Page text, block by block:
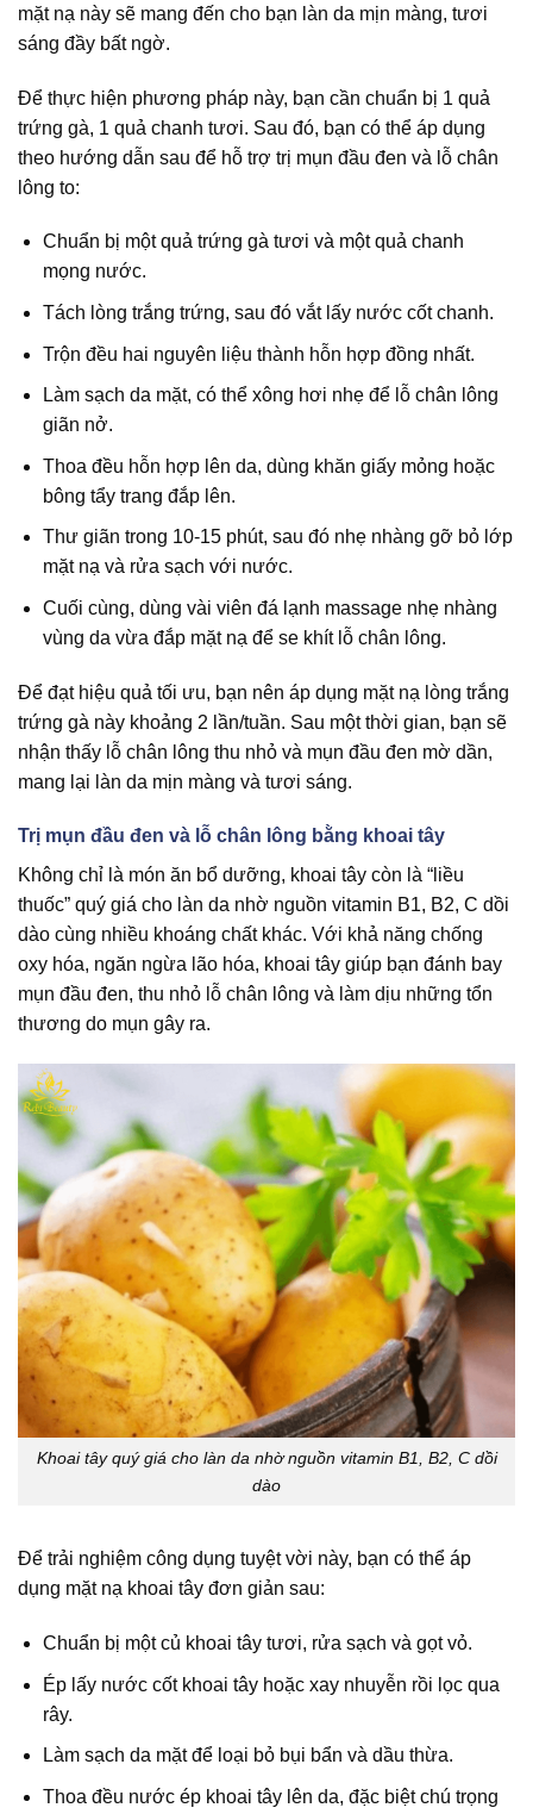
mặt nạ này sẽ mang đến cho bạn làn da mịn màng, tươi
sáng đầy bất ngờ.
Để thực hiện phương pháp này, bạn cần chuẩn bị 1 quả
trứng gà, 1 quả chanh tươi. Sau đó, bạn có thể áp dụng
theo hướng dẫn sau để hỗ trợ trị mụn đầu đen và lỗ chân
lông to:
Chuẩn bị một quả trứng gà tươi và một quả chanh
mọng nước.
Tách lòng trắng trứng, sau đó vắt lấy nước cốt chanh.
Trộn đều hai nguyên liệu thành hỗn hợp đồng nhất.
Làm sạch da mặt, có thể xông hơi nhẹ để lỗ chân lông
giãn nở.
Thoa đều hỗn hợp lên da, dùng khăn giấy mỏng hoặc
bông tẩy trang đắp lên.
Thư giãn trong 10-15 phút, sau đó nhẹ nhàng gỡ bỏ lớp
mặt nạ và rửa sạch với nước.
Cuối cùng, dùng vài viên đá lạnh massage nhẹ nhàng
vùng da vừa đắp mặt nạ để se khít lỗ chân lông.
Để đạt hiệu quả tối ưu, bạn nên áp dụng mặt nạ lòng trắng
trứng gà này khoảng 2 lần/tuần. Sau một thời gian, bạn sẽ
nhận thấy lỗ chân lông thu nhỏ và mụn đầu đen mờ dần,
mang lại làn da mịn màng và tươi sáng.
Trị mụn đầu đen và lỗ chân lông bằng khoai tây
Không chỉ là món ăn bổ dưỡng, khoai tây còn là “liều
thuốc” quý giá cho làn da nhờ nguồn vitamin B1, B2, C dồi
dào cùng nhiều khoáng chất khác. Với khả năng chống
oxy hóa, ngăn ngừa lão hóa, khoai tây giúp bạn đánh bay
mụn đầu đen, thu nhỏ lỗ chân lông và làm dịu những tổn
thương do mụn gây ra.
Khoai tây quý giá cho làn da nhờ nguồn vitamin B1, B2, C dồi
dào
Để trải nghiệm công dụng tuyệt vời này, bạn có thể áp
dụng mặt nạ khoai tây đơn giản sau:
Chuẩn bị một củ khoai tây tươi, rửa sạch và gọt vỏ.
Ép lấy nước cốt khoai tây hoặc xay nhuyễn rồi lọc qua
rây.
Làm sạch da mặt để loại bỏ bụi bẩn và dầu thừa.
Thoa đều nước ép khoai tây lên da, đặc biệt chú trọng